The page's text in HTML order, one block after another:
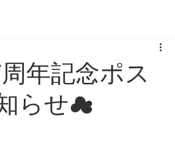
年記念ポス
らせ☁